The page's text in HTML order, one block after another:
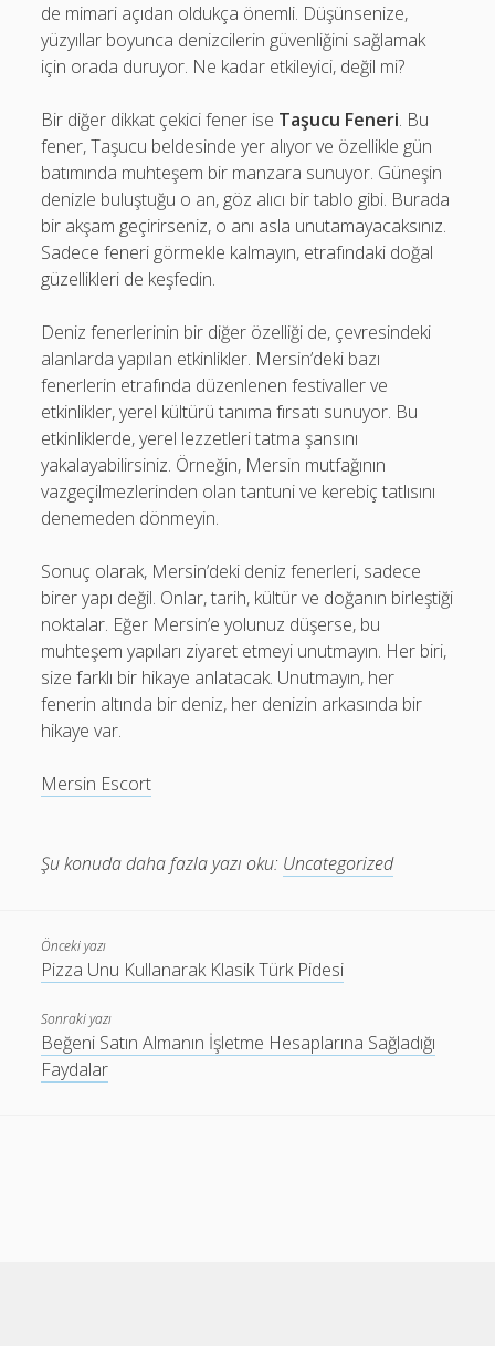
de mimari açıdan oldukça önemli. Düşünsenize,
yüzyıllar boyunca denizcilerin güvenliğini sağlamak
için orada duruyor. Ne kadar etkileyici, değil mi?
Bir diğer dikkat çekici fener ise Taşucu Feneri. Bu
fener, Taşucu beldesinde yer alıyor ve özellikle gün
batımında muhteşem bir manzara sunuyor. Güneşin
denizle buluştuğu o an, göz alıcı bir tablo gibi. Burada
bir akşam geçirirseniz, o anı asla unutamayacaksınız.
Sadece feneri görmekle kalmayın, etrafındaki doğal
güzellikleri de keşfedin.
Deniz fenerlerinin bir diğer özelliği de, çevresindeki
alanlarda yapılan etkinlikler. Mersin’deki bazı
fenerlerin etrafında düzenlenen festivaller ve
etkinlikler, yerel kültürü tanıma fırsatı sunuyor. Bu
etkinliklerde, yerel lezzetleri tatma şansını
yakalayabilirsiniz. Örneğin, Mersin mutfağının
vazgeçilmezlerinden olan tantuni ve kerebiç tatlısını
denemeden dönmeyin.
Sonuç olarak, Mersin’deki deniz fenerleri, sadece
birer yapı değil. Onlar, tarih, kültür ve doğanın birleştiği
noktalar. Eğer Mersin’e yolunuz düşerse, bu
muhteşem yapıları ziyaret etmeyi unutmayın. Her biri,
size farklı bir hikaye anlatacak. Unutmayın, her
fenerin altında bir deniz, her denizin arkasında bir
hikaye var.
Mersin Escort
Şu konuda daha fazla yazı oku: Uncategorized
Önceki yazı
Pizza Unu Kullanarak Klasik Türk Pidesi
Sonraki yazı
Beğeni Satın Almanın İşletme Hesaplarına Sağladığı
Faydalar